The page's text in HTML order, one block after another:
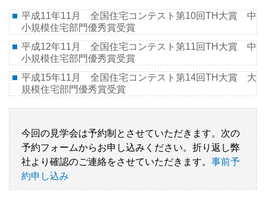
平成11年11月 全国住宅コンテスト第10回TH大賞 中
小規模住宅部門優秀賞受賞
平成12年11月 全国住宅コンテスト第11回TH大賞 中
小規模住宅部門優秀賞受賞
平成15年11月 全国住宅コンテスト第14回TH大賞 大
規模住宅部門優秀賞受賞
今回の見学会は予約制とさせていただきます。次の
予約フォームからお申し込みください。折り返し弊
社より確認のご連絡をさせていただきます。 事前予
約申し込み